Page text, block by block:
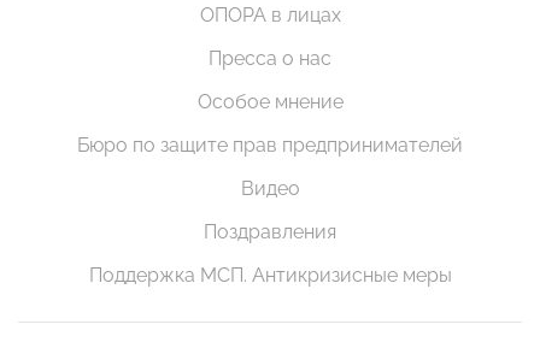
ОПОРА в лицах
Пресса о нас
Особое мнение
Бюро по защите прав предпринимателей
Видео
Поздравления
Поддержка МСП. Антикризисные меры